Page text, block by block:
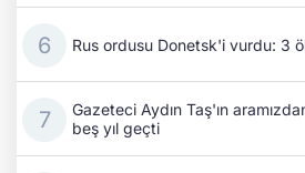
Rus ordusu Donetsk'i vurdu: 3
Gazeteci Aydın Taş'ın
beş yıl geçti